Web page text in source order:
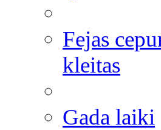
Fejas
kleitas
Gada laiki